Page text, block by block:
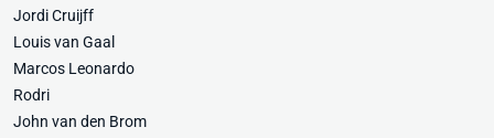
Jordi Cruijff
Louis van Gaal
Marcos Leonardo
Rodri
John van den Brom